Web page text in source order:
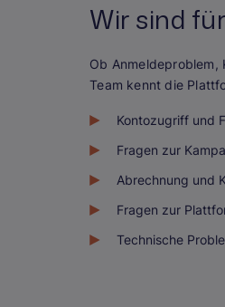
Wir sind
Ob
Team kennt die
Kontozugriff und
Fragen zur
Abrechnung und
Fragen zur
Technische